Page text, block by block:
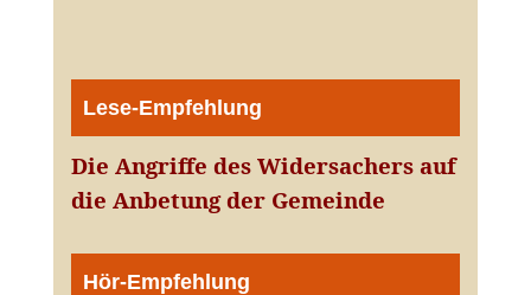
Lese-Empfehlung
Die Angriffe des Widersachers auf
die Anbetung der Gemeinde
Hör-Empfehlung